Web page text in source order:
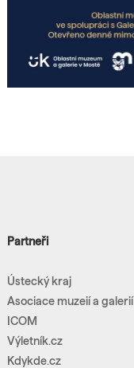
Partneři
Ústecký kraj
Asociace muzeií a galerií
ICOM
Výletník.cz
Kdykde.cz